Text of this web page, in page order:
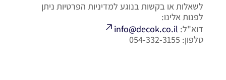
לשאלות או בקשות בנוגע למדיניות הפרטיות ניתן
לפנות אלינו:
דוא"ל: info@decok.co.il
טלפון: 054-332-3155